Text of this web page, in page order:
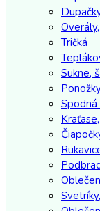
Tričká
Sukne,